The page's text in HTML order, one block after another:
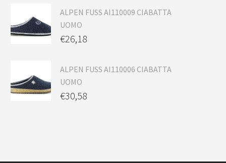
ALPEN FUSS AI110009 CIABATTA
UOMO
€26,18
ALPEN FUSS AI110006 CIABATTA
UOMO
€30,58